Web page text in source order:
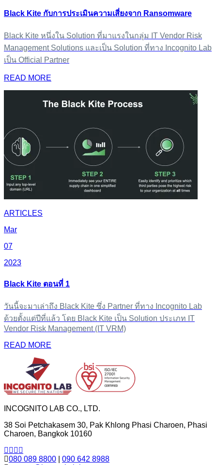
Black Kite กับการประเมินความเสี่ยงจาก Ransomware
Black Kite หนึ่งใน Solution ที่มาแรงในกลุ่ม IT Vendor Risk
Management Solutions และเป็น Solution ที่ทาง Incognito Lab
เป็น Official Partner
READ MORE
ARTICLES
Mar
07
2023
Black Kite ตอนที่ 1
วันนี้จะมาเล่าถึง Black Kite ซึ่ง Partner ที่ทาง Incognito Lab
ด้วยตั้งแต่ปีที่แล้ว โดย Black Kite เป็น Solution ประเภท IT
Vendor Risk Management (IT VRM)
READ MORE
INCOGNITO LAB CO., LTD.
38 Soi Petchakasem 30, Pak Khlong Phasi Charoen, Phasi
Charoen, Bangkok 10160
080 089 8800
090 642 8988